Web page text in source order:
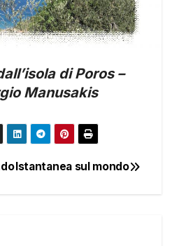
di Poros –
Manusakis
Istantanea sul mondo